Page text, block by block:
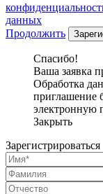
данных
Продолжить
Спасибо!
Ваша заявка
Обработка
приглашение
электронную
Закрыть
Зарегистрироваться